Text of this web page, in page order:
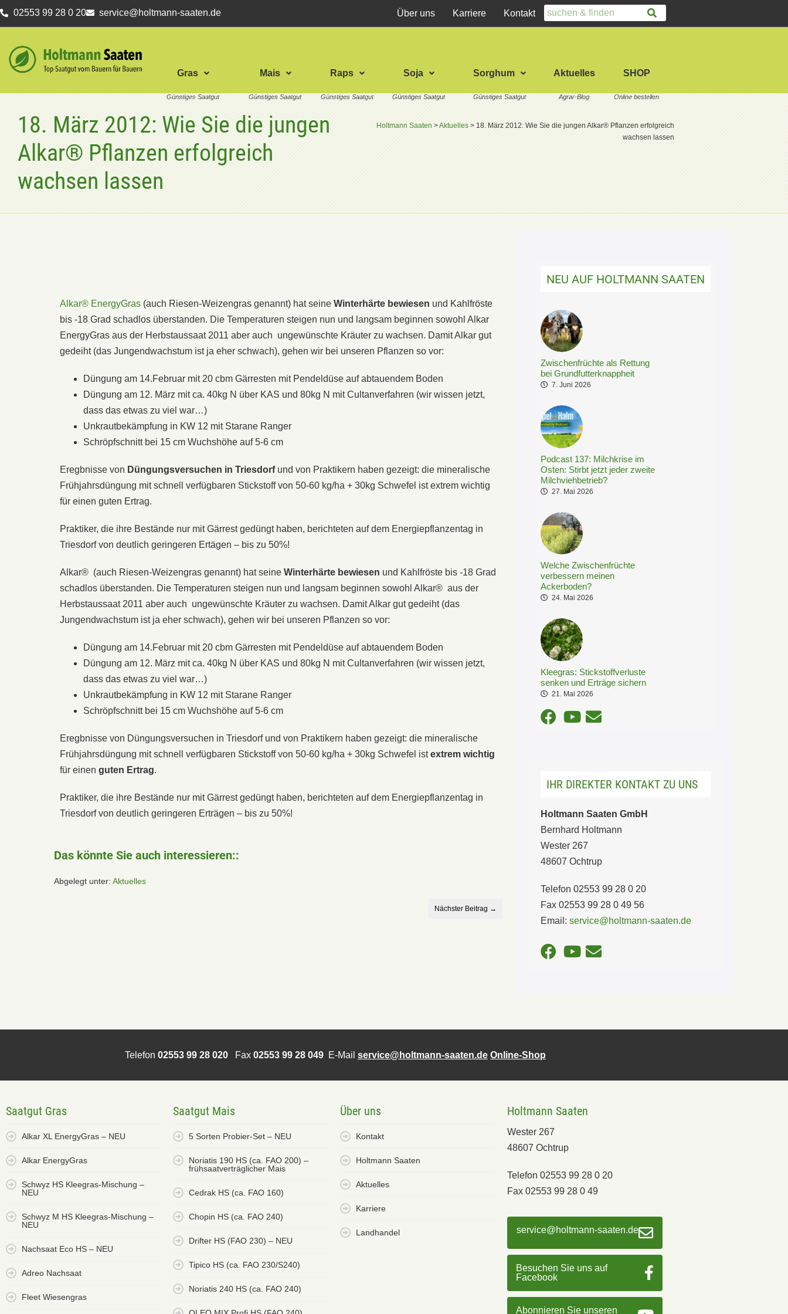
02553 99 28 0 20 service@holtmann-saaten.de Über uns Karriere Kontakt
Gras Mais Raps Soja Sorghum Aktuelles SHOP
18. März 2012: Wie Sie die jungen
Alkar® Pflanzen erfolgreich
wachsen lassen
Holtmann Saaten>Aktuelles>18. März 2012: Wie Sie die jungen Alkar® Pflanzen erfolgreich
wachsen lassen
Alkar® EnergyGras (auch Riesen-Weizengras genannt) hat seine Winterhärte bewiesen und Kahlfröste
bis -18 Grad schadlos überstanden. Die Temperaturen steigen nun und langsam beginnen sowohl Alkar
EnergyGras aus der Herbstaussaat 2011 aber auch ungewünschte Kräuter zu wachsen. Damit Alkar gut
gedeiht (das Jungendwachstum ist ja eher schwach), gehen wir bei unseren Pflanzen so vor:
Düngung am 14.Februar mit 20 cbm Gärresten mit Pendeldüse auf abtauendem Boden
Düngung am 12. März mit ca. 40kg N über KAS und 80kg N mit Cultanverfahren (wir wissen jetzt,
dass das etwas zu viel war…)
Unkrautbekämpfung in KW 12 mit Starane Ranger
Schröpfschnitt bei 15 cm Wuchshöhe auf 5-6 cm
Eregbnisse von Düngungsversuchen in Triesdorfund von Praktikern haben gezeigt: die mineralische
Frühjahrsdüngung mit schnell verfügbaren Stickstoff von 50-60 kg/ha + 30kg Schwefel ist extrem wichtig
für einen guten Ertrag.
Praktiker, die ihre Bestände nur mit Gärrest gedüngt haben, berichteten auf dem Energiepflanzentag in
Triesdorf von deutlich geringeren Ertägen – bis zu 50%!
Alkar® (auch Riesen-Weizengras genannt) hat seine Winterhärte bewiesen und Kahlfröste bis -18 Grad
schadlos überstanden. Die Temperaturen steigen nun und langsam beginnen sowohl Alkar® aus der
Herbstaussaat 2011 aber auch ungewünschte Kräuter zu wachsen. Damit Alkar gut gedeiht (das
Jungendwachstum ist ja eher schwach), gehen wir bei unseren Pflanzen so vor:
Düngung am 14.Februar mit 20 cbm Gärresten mit Pendeldüse auf abtauendem Boden
Düngung am 12. März mit ca. 40kg N über KAS und 80kg N mit Cultanverfahren (wir wissen jetzt,
dass das etwas zu viel war…)
Unkrautbekämpfung in KW 12 mit Starane Ranger
Schröpfschnitt bei 15 cm Wuchshöhe auf 5-6 cm
Eregbnisse von Düngungsversuchen in Triesdorf und von Praktikern haben gezeigt: die mineralische
Frühjahrsdüngung mit schnell verfügbaren Stickstoff von 50-60 kg/ha + 30kg Schwefel istextrem wichtig
für einen guten Ertrag.
Praktiker, die ihre Bestände nur mit Gärrest gedüngt haben, berichteten auf dem Energiepflanzentag in
Triesdorf von deutlich geringeren Erträgen – bis zu 50%!
Das könnte Sie auch interessieren::
Abgelegt unter: Aktuelles
Nächster Beitrag →
NEU AUF HOLTMANN SAATEN
Zwischenfrüchte als Rettung
bei Grundfutterknappheit
7. Juni 2026
Podcast 137: Milchkrise im
Osten: Stirbt jetzt jeder zweite
Milchviehbetrieb?
27. Mai 2026
Welche Zwischenfrüchte
verbessern meinen
Ackerboden?
24. Mai 2026
Kleegras: Stickstoffverluste
senken und Erträge sichern
21. Mai 2026
IHR DIREKTER KONTAKT ZU UNS
Holtmann Saaten GmbH
Bernhard Holtmann
Wester 267
48607 Ochtrup
Telefon 02553 99 28 0 20
Fax 02553 99 28 0 49 56
Email: service@holtmann-saaten.de
Telefon 02553 99 28 020 Fax 02553 99 28 049 E-Mail service@holtmann-saaten.de Online-Shop
Saatgut Gras
Alkar XL EnergyGras – NEU
Alkar EnergyGras
Schwyz HS Kleegras-Mischung –
NEU
Schwyz M HS Kleegras-Mischung –
NEU
Nachsaat Eco HS – NEU
Adreo Nachsaat
Fleet Wiesengras
Saatgut Mais
5 Sorten Probier-Set – NEU
Noriatis 190 HS (ca. FAO 200) –
frühsaatverträglicher Mais
Cedrak HS (ca. FAO 160)
Chopin HS (ca. FAO 240)
Drifter HS (FAO 230) – NEU
Tipico HS (ca. FAO 230/S240)
Noriatis 240 HS (ca. FAO 240)
Über uns
Kontakt
Holtmann Saaten
Aktuelles
Karriere
Landhandel
Holtmann Saaten
Wester 267
48607 Ochtrup
Telefon 02553 99 28 0 20
Fax 02553 99 28 0 49
service@holtmann-saaten.de
Besuchen Sie uns auf
Facebook
Abonnieren Sie unseren